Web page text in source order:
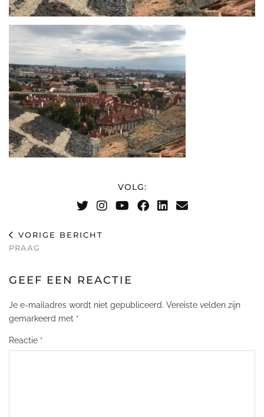
VOLG:
VORIGE BERICHT
PRAAG
GEEF EEN REACTIE
Je e-mailadres wordt niet gepubliceerd. Vereiste velden zijn
gemarkeerd met *
Reactie *